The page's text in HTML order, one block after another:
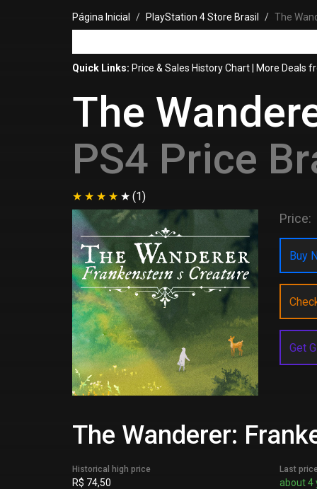
Página Inicial PlayStation 4 Store Brasil The
Quick Links: Price & Sales History Chart More Deals
The
PS4 Price
(1)
Price:
Buy
Get
The Wanderer:
Historical high price
R$ 74,50
Last
about 4